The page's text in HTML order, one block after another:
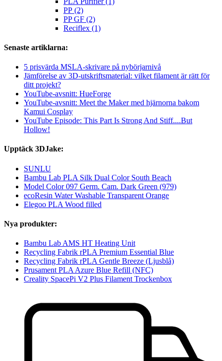
PP (2)
PP GF (2)
Reciflex (1)
Senaste artiklarna:
5 prisvärda MSLA-skrivare på nybörjarnivå
Jämförelse av 3D-utskriftsmaterial: vilket filament är rätt för
ditt projekt?
YouTube-avsnitt: HueForge
YouTube-avsnitt: Meet the Maker med hjärnorna bakom
Kamui Cosplay
YouTube Episode: This Part Is Strong And Stiff....But
Hollow!
Upptäck 3DJake:
SUNLU
Bambu Lab PLA Silk Dual Color South Beach
Model Color 097 Germ. Cam. Dark Green (979)
ecoResin Water Washable Transparent Orange
Elegoo PLA Wood filled
Nya produkter:
Bambu Lab AMS HT Heating Unit
Recycling Fabrik rPLA Premium Essential Blue
Recycling Fabrik rPLA Gentle Breeze (Ljusblå)
Prusament PLA Azure Blue Refill (NFC)
Creality SpacePi V2 Plus Filament Trockenbox